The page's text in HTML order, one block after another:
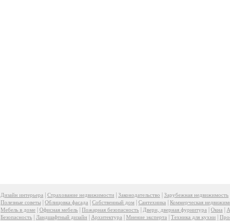
Дизайн интерьера Страхование недвижимости Законодательство Зарубежная недвижимость
Полезные советы
Облицовка фасада Собственный дом Сантехника Коммерческая
Мебель в доме
Офисная мебель Пожарная безопасность Двери, дверная фурнитура Окна
Безопасность
Ландшафтный дизайн Архитектура Мнение эксперта Техника для кухни